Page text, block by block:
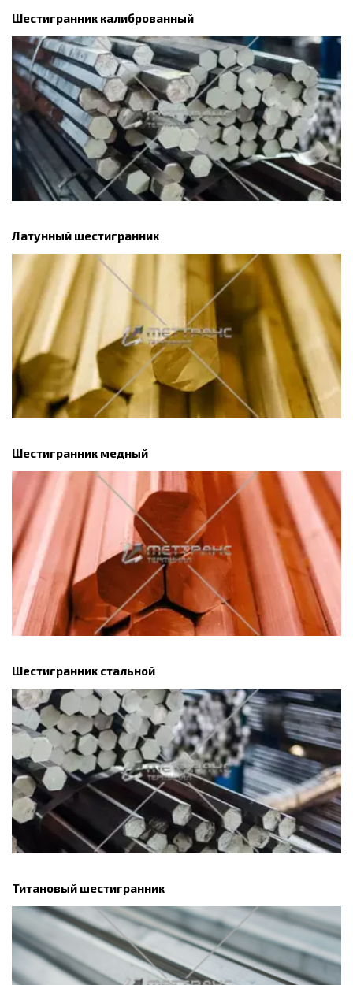
Шестигранник калиброванный
Латунный шестигранник
Шестигранник медный
Шестигранник стальной
Титановый шестигранник